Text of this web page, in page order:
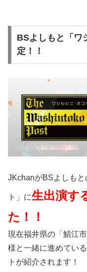
BSよしもと「ワ
定！！
JKchanがBSよしも
ト」に生出演す
た！！
現在福井県の「鯖江
様と一緒に進めてい
トが紹介されます！